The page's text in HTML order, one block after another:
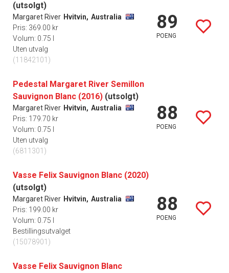
(utsolgt)
Margaret River Hvitvin, Australia
Pris: 369.00 kr
Volum: 0.75 l
Uten utvalg
(11842101)
89
POENG
Pedestal Margaret River Semillon
Sauvignon Blanc (2016) (utsolgt)
Margaret River Hvitvin, Australia
Pris: 179.70 kr
Volum: 0.75 l
Uten utvalg
(6811301)
88
POENG
Vasse Felix Sauvignon Blanc (2020)
(utsolgt)
Margaret River Hvitvin, Australia
Pris: 199.00 kr
Volum: 0.75 l
Bestillingsutvalget
(15078901)
88
POENG
Vasse Felix Sauvignon Blanc